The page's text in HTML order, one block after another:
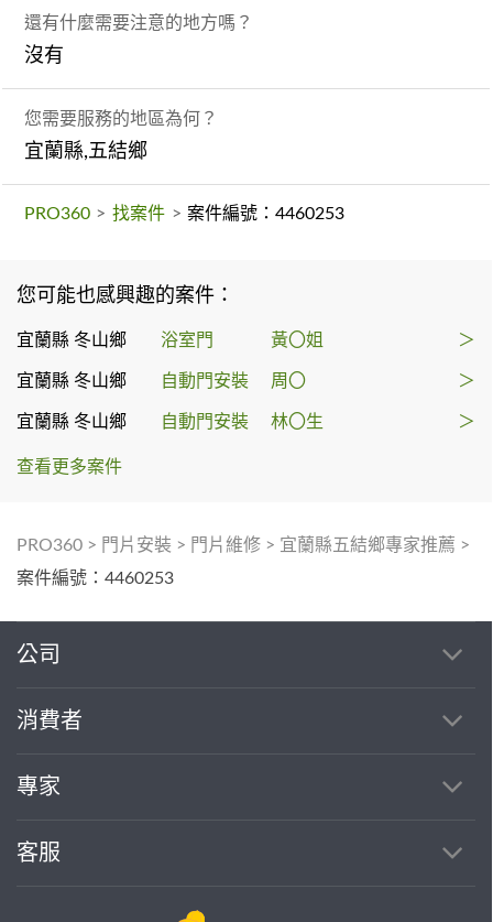
還有什麼需要注意的地方嗎？
沒有
您需要服務的地區為何？
宜蘭縣,五結鄉
PRO360 > 找案件 > 案件編號：4460253
您可能也感興趣的案件：
宜蘭縣 冬山鄉 浴室門 黃〇姐 ＞
宜蘭縣 冬山鄉 自動門安裝 周〇 ＞
宜蘭縣 冬山鄉 自動門安裝 林〇生 ＞
查看更多案件
PRO360 > 門片安裝 > 門片維修 > 宜蘭縣五結鄉專家推薦 >
案件編號：4460253
公司
消費者
專家
客服